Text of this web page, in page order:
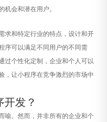
机会和潜在用户。
求和特定行业的特点，设计和开
序可以满足不同用户的不同需
过个性化定制，企业和个人可以
，让小程序在竞争激烈的市场中
发？
喻。然而，并非所有的企业和个